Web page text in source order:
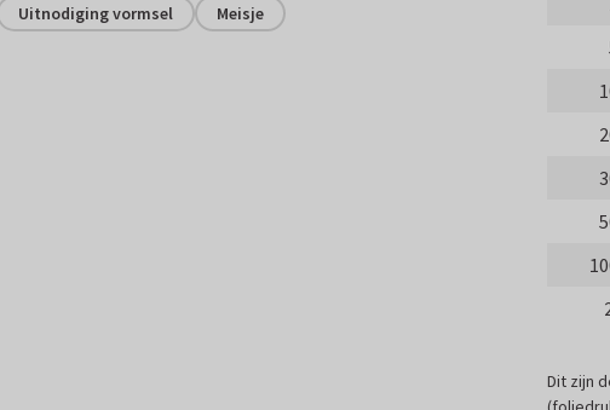
Uitnodiging vormsel Meisje
Dit zijn